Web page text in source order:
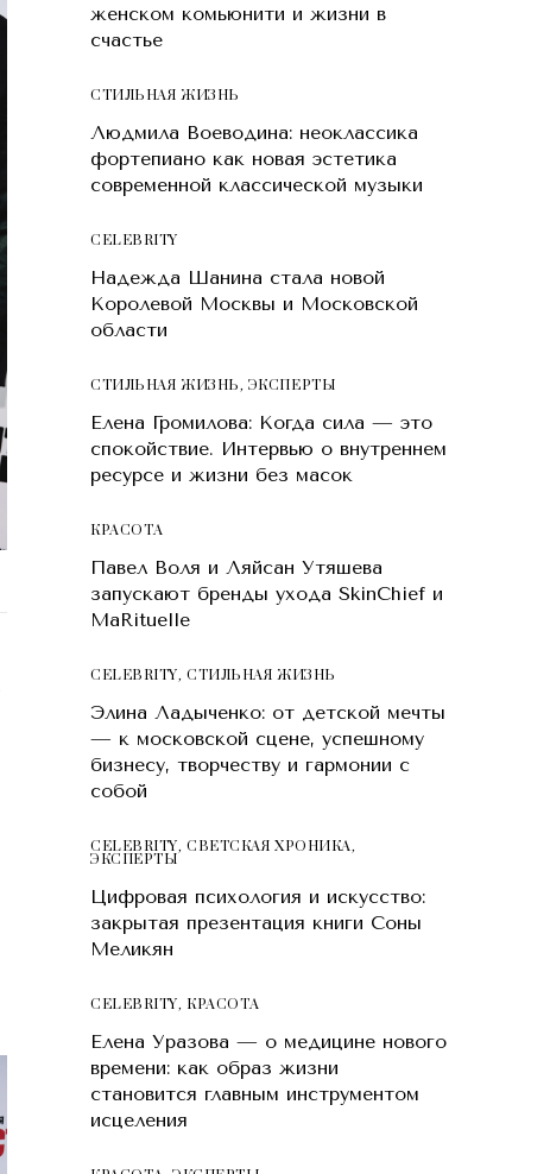
женском комьюнити и жизни в
счастье
СТИЛЬНАЯ ЖИЗНЬ
Людмила Воеводина: неоклассика
фортепиано как новая эстетика
современной классической музыки
CELEBRITY
Надежда Шанина стала новой
Королевой Москвы и Московской
области
СТИЛЬНАЯ ЖИЗНЬ, ЭКСПЕРТЫ
Елена Громилова: Когда сила — это
спокойствие. Интервью о внутреннем
ресурсе и жизни без масок
КРАСОТA
Павел Воля и Ляйсан Утяшева
запускают бренды ухода SkinChief и
MaRituelle
CELEBRITY,СТИЛЬНАЯ ЖИЗНЬ
Элина Ладыченко: от детской мечты
— к московской сцене, успешному
бизнесу, творчеству и гармонии с
собой
CELEBRITY,СВЕТСКАЯ ХРОНИКА,
ЭКСПЕРТЫ
Цифровая психология и искусство:
закрытая презентация книги Соны
Меликян
CELEBRITY, КРАСОТA
Елена Уразова — о медицине нового
времени: как образ жизни
становится главным инструментом
исцеления